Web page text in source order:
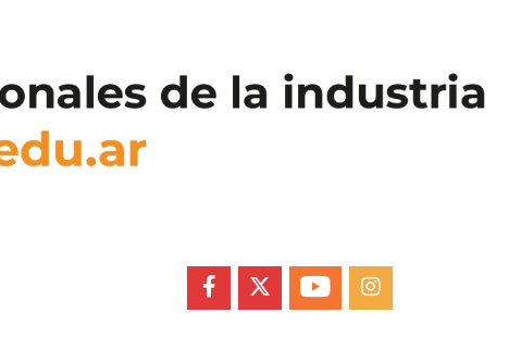
FACEBOOKYOUTUBEINSTAGRAM